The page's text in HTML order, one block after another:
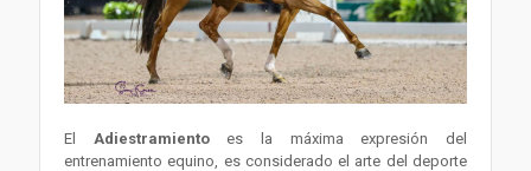
El Adiestramientoes la máxima expresión del
entrenamiento equino, es considerado el arte del deporte